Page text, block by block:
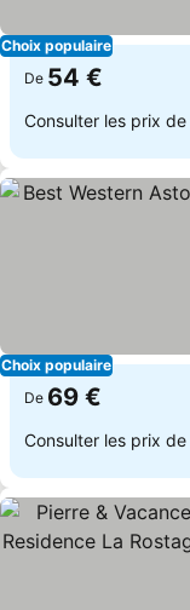
Choix populaire
De 54 €
Consulter les prix de
Choix populaire
De 69 €
Consulter les prix de